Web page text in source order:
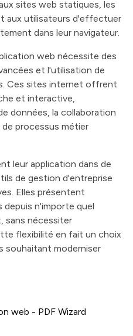
sites web statiques, les
aux utilisateurs d'effectuer
dans leur navigateur.
web nécessite des
et l'utilisation de
Ces sites internet offrent
et interactive,
données, la collaboration
processus métier
leur application dans de
de gestion d'entreprise
Elles présentent
depuis n'importe quel
sans nécessiter
flexibilité en fait un choix
souhaitant moderniser
web - PDF Wizard